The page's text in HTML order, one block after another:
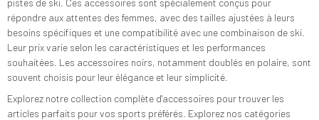
pistes de ski. Ces accessoires sont spécialement conçus pour
répondre aux attentes des femmes, avec des tailles ajustées à leurs
besoins spécifiques et une compatibilité avec une combinaison de ski.
Leur prix varie selon les caractéristiques et les performances
souhaitées. Les accessoires noirs, notamment doublés en polaire, sont
souvent choisis pour leur élégance et leur simplicité.
Explorez notre collection complète d'accessoires pour trouver les
articles parfaits pour vos sports préférés. Explorez nos catégories